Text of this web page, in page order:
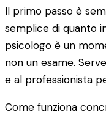
Il primo passo è
semplice di quanto
psicologo è un
non un esame.
e al professionista
Come funziona